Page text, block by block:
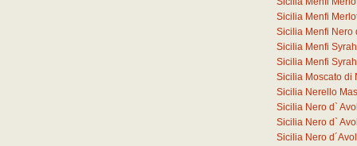
Sicilia Menfi
Sicilia Menfi Nero
Sicilia Menfi
Sicilia Menfi
Sicilia Moscato di
Sicilia Nerello
Sicilia Nero d`
Sicilia Nero d`
Sicilia Nero